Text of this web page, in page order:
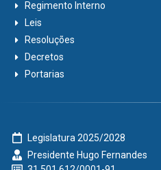
Regimento Interno
Leis
Resoluções
Decretos
Portarias
Legislatura 2025/2028
Presidente Hugo Fernandes